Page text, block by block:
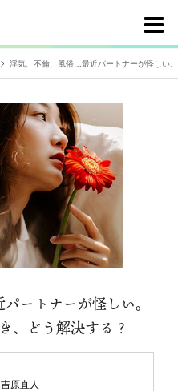
浮気、不倫、風俗…最近パートナーが怪しい
ートナーが怪しい。
、どう解決する？
吉原直人